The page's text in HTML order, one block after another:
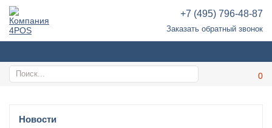
+7 (495) 796-48-87
Заказать обратный звонок
Новости